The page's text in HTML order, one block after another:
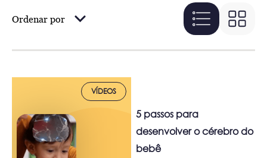
Ordenar por
VÍDEOS
5 passos para
desenvolver o cérebro do
bebê